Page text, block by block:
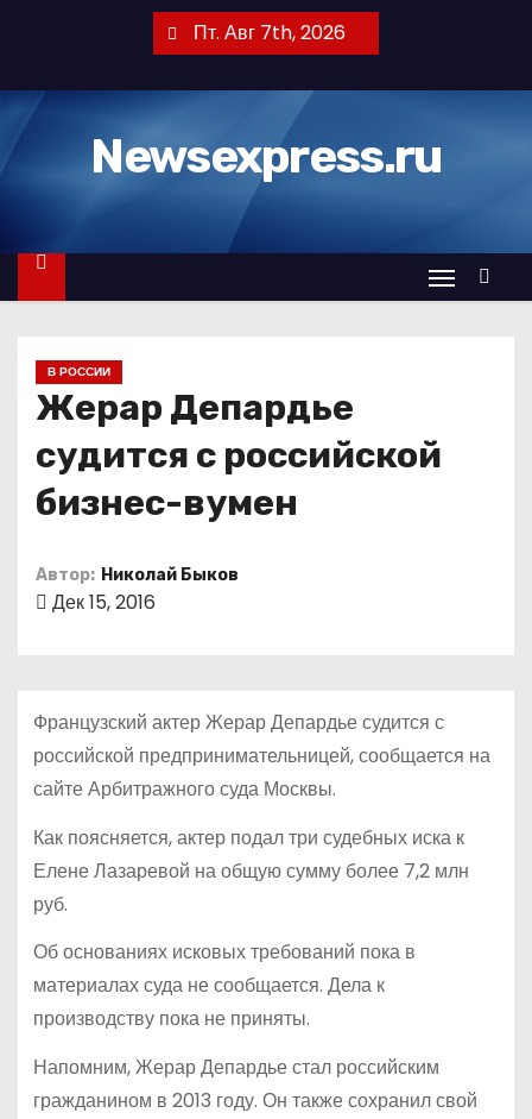
т
к
Пт. Авг 7th, 2026
Newsexpress.ru
В РОССИИ
Жерар Депардье
судится с российской
бизнес-вумен
Автор: Николай Быков
Дек 15, 2016
Французский актер Жерар Депардье судится с
российской предпринимательницей, сообщается на
сайте Арбитражного суда Москвы.
Как поясняется, актер подал три судебных иска к
Елене Лазаревой на общую сумму более 7,2 млн
руб.
Об основаниях исковых требований пока в
материалах суда не сообщается. Дела к
производству пока не приняты.
Напомним, Жерар Депардье стал российским
гражданином в 2013 году. Он также сохранил свой